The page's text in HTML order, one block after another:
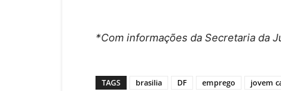
*Com informações da Secretaria da
TAGS brasilia DF emprego jovem